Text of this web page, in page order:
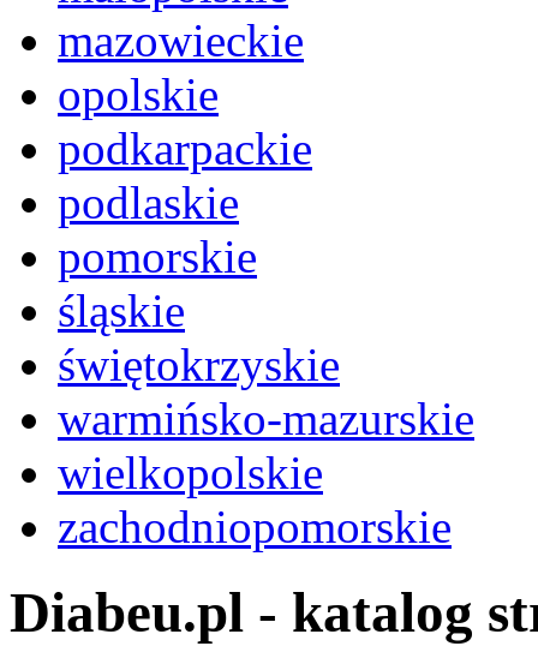
mazowieckie
opolskie
podkarpackie
podlaskie
pomorskie
śląskie
świętokrzyskie
warmińsko-mazurskie
wielkopolskie
zachodniopomorskie
Diabeu.pl - katalog